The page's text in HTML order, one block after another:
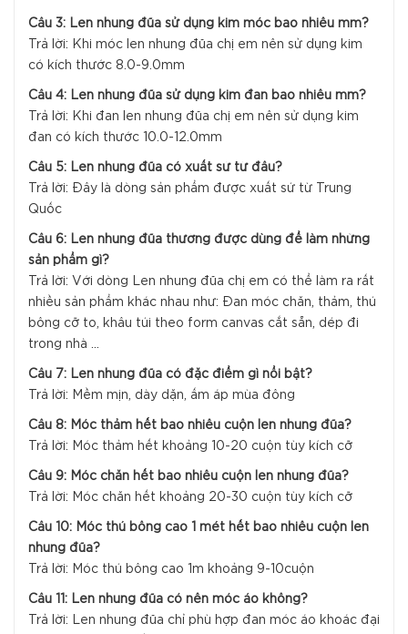
Câu 3: Len nhung đũa sử dụng kim móc bao nhiêu mm?
Trả lời: Khi móc len nhung đũa chị em nên sử dụng kim
có kích thước 8.0-9.0mm
Câu 4: Len nhung đũa sử dụng kim đan bao nhiêu mm?
Trả lời: Khi đan len nhung đũa chị em nên sử dụng kim
đan có kích thước 10.0-12.0mm
Câu 5: Len nhung đũa có xuất sứ từ đâu?
Trả lời: Đây là dòng sản phẩm được xuất sứ từ Trung
Quốc
Câu 6: Len nhung đũa thường được dùng để làm những
sản phẩm gì?
Trả lời: Với dòng Len nhung đũa chị em có thể làm ra rất
nhiều sản phẩm khác nhau như: Đan móc chăn, thảm, thú
bông cỡ to, khâu túi theo form canvas cắt sẵn, dép đi
trong nhà ...
Câu 7: Len nhung đũa có đặc điểm gì nổi bật?
Trả lời: Mềm mịn, dày dặn, ấm áp mùa đông
Câu 8: Móc thảm hết bao nhiêu cuộn len nhung đũa?
Trả lời: Móc thảm hết khoảng 10-20 cuộn tùy kích cỡ
Câu 9: Móc chăn hết bao nhiêu cuộn len nhung đũa?
Trả lời: Móc chăn hết khoảng 20-30 cuộn tùy kích cỡ
Câu 10: Móc thú bông cao 1 mét hết bao nhiêu cuộn len
nhung đũa?
Trả lời: Móc thú bông cao 1m khoảng 9-10cuộn
Câu 11: Len nhung đũa có nên móc áo không?
Trả lời: Len nhung đũa chỉ phù hợp đan móc áo khoác đại